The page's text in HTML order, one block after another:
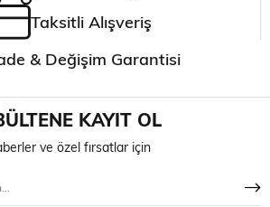
Taksitli Alışveriş
& Değişim Garantisi
KAYIT OL
ve özel fırsatlar için